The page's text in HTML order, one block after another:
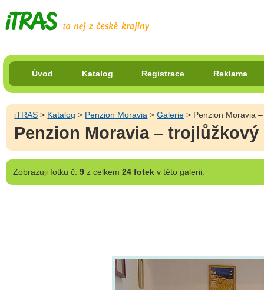
Úvod Katalog Registrace Reklama
iTRAS > Katalog > Penzion Moravia >Galerie > Penzion Moravia
Penzion Moravia –
Zobrazujifotku č. 9z celkem 24 fotekv této galerii.